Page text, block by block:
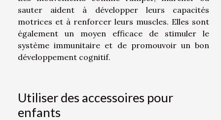
sauter aident à développer leurs capacités
motrices et à renforcer leurs muscles. Elles sont
également un moyen efficace de stimuler le
système immunitaire et de promouvoir un bon
développement cognitif.
Utiliser des accessoires pour
enfants